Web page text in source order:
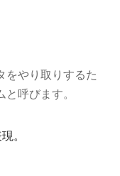
をやり取りするた
呼びます。
。